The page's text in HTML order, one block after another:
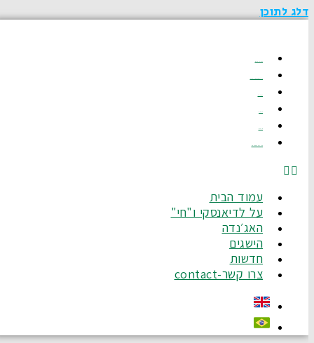
דלג לתוכן
עמוד הבית
על לדיאנסקי ו"חי"
האג׳נדה
הישגים
חדשות
צרו קשר-contact